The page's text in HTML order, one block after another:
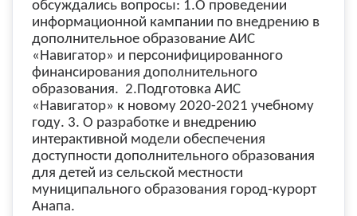
обсуждались вопросы: 1.О проведении
информационной кампании по внедрению в
дополнительное образование АИС
«Навигатор» и персонифицированного
финансирования дополнительного
образования. 2.Подготовка АИС
«Навигатор» к новому 2020-2021 учебному
году. 3. О разработке и внедрению
интерактивной модели обеспечения
доступности дополнительного образования
для детей из сельской местности
муниципального образования город-курорт
Анапа.